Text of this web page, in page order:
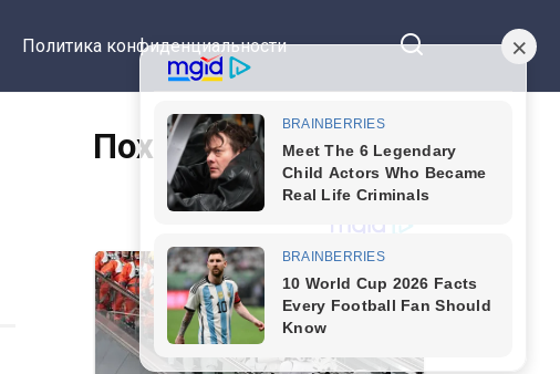
Политика конфиденциальности
Похожие статьи